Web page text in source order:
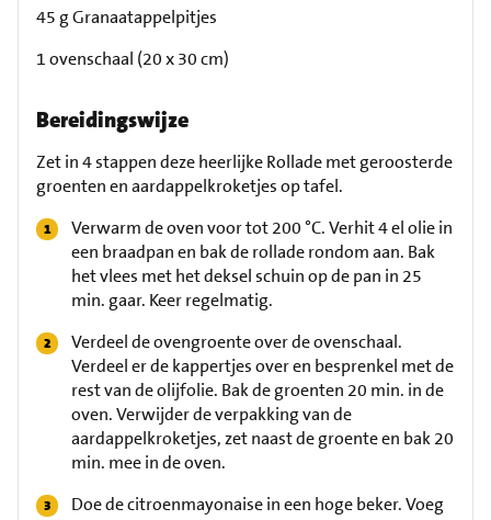
45 g Granaatappelpitjes
1 ovenschaal (20 x 30 cm)
Bereidingswijze
Zet in 4 stappen deze heerlijke Rollade met geroosterde
groenten en aardappelkroketjes op tafel.
Verwarm de oven voor tot 200 °C. Verhit 4 el olie in
een braadpan en bak de rollade rondom aan. Bak
het vlees met het deksel schuin op de pan in 25
min. gaar. Keer regelmatig.
Verdeel de ovengroente over de ovenschaal.
Verdeel er de kappertjes over en besprenkel met de
rest van de olijfolie. Bak de groenten 20 min. in de
oven. Verwijder de verpakking van de
aardappelkroketjes, zet naast de groente en bak 20
min. mee in de oven.
Doe de citroenmayonaise in een hoge beker. Voeg